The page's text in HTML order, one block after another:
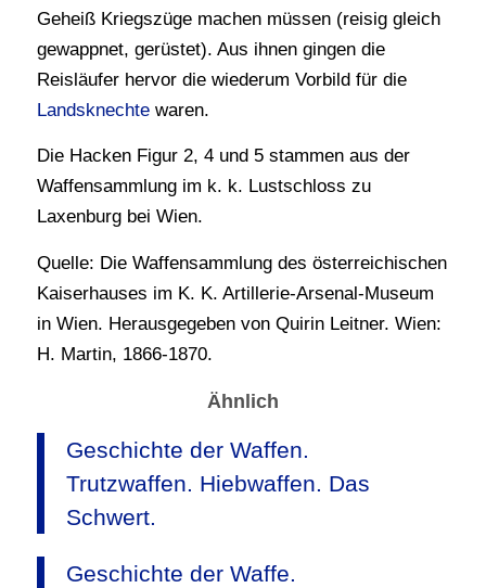
Geheiß Kriegszüge machen müssen (reisig gleich
gewappnet, gerüstet). Aus ihnen gingen die
Reisläufer hervor die wiederum Vorbild für die
Landsknechte waren.
Die Hacken Figur 2, 4 und 5 stammen aus der
Waffensammlung im k. k. Lustschloss zu
Laxenburg bei Wien.
Quelle: Die Waffensammlung des österreichischen
Kaiserhauses im K. K. Artillerie-Arsenal-Museum
in Wien. Herausgegeben von Quirin Leitner. Wien:
H. Martin, 1866-1870.
Ähnlich
Geschichte der Waffen.
Trutzwaffen. Hiebwaffen. Das
Schwert.
Geschichte der Waffe.